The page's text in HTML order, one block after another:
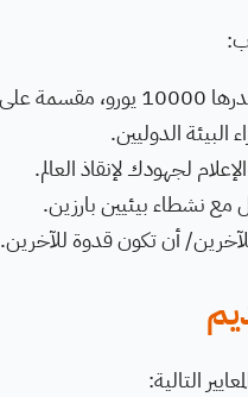
6 فئات.
البيئة الدوليين.
لجهودك لإنقاذ العالم.
نشطاء بيئيين بارزين.
أن تكون قدوة للآخرين.
التالية: